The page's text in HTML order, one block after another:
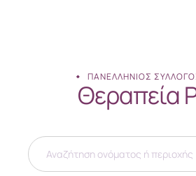
ΠΑΝΕΛΛΉΝΙΟΣ
Θεραπεία